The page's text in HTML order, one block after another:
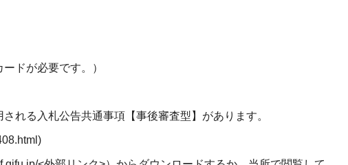
ドが必要です。）
れる入札公告共通事項【事後審査型】があります。